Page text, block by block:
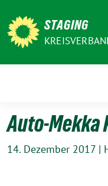
zum
Inhalt
STAGING
Auto-Mekka
14. Dezember 2017 |